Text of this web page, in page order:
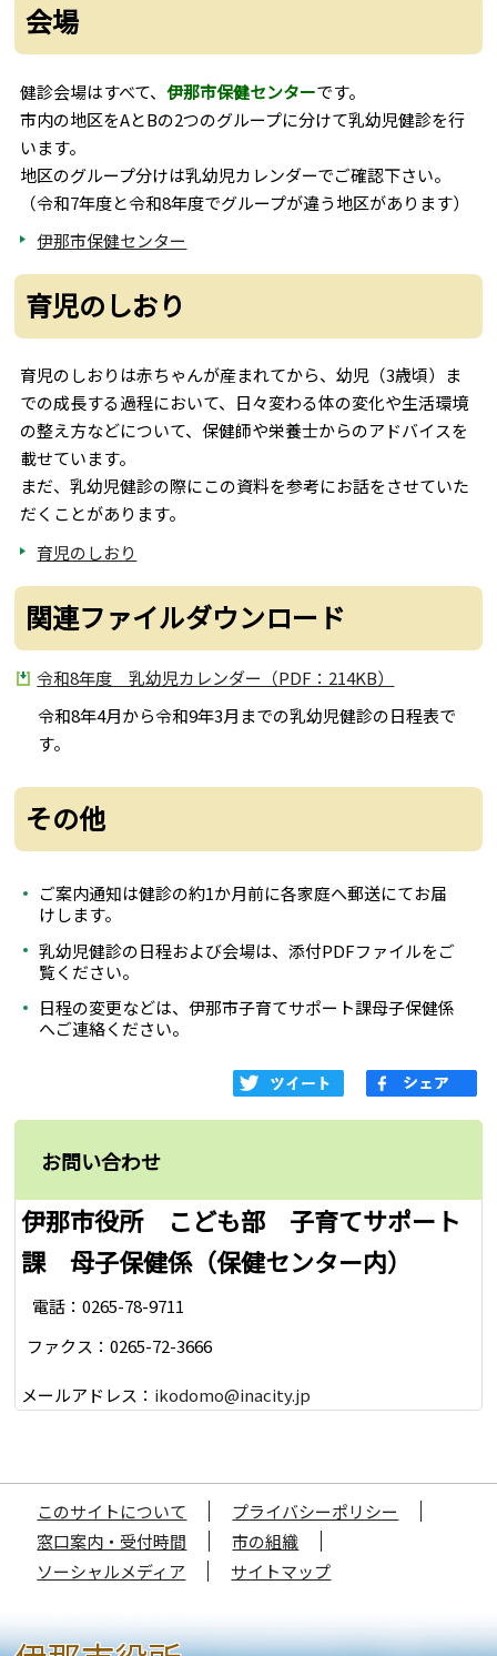
会場
健診会場はすべて、伊那市保健センターです。
市内の地区をAとBの2つのグループに分けて乳幼児健診を行
います。
地区のグループ分けは乳幼児カレンダーでご確認下さい。
（令和7年度と令和8年度でグループが違う地区があります）
伊那市保健センター
育児のしおり
育児のしおりは赤ちゃんが産まれてから、幼児（3歳頃）ま
での成長する過程において、日々変わる体の変化や生活環境
の整え方などについて、保健師や栄養士からのアドバイスを
載せています。
まだ、乳幼児健診の際にこの資料を参考にお話をさせていた
だくことがあります。
育児のしおり
関連ファイルダウンロード
令和8年度 乳幼児カレンダー（PDF：214KB）
令和8年4月から令和9年3月までの乳幼児健診の日程表で
す。
その他
ご案内通知は健診の約1か月前に各家庭へ郵送にてお届
けします。
乳幼児健診の日程および会場は、添付PDFファイルをご
覧ください。
日程の変更などは、伊那市子育てサポート課母子保健係
へご連絡ください。
お問い合わせ
伊那市役所 こども部 子育てサポート
課 母子保健係（保健センター内）
電話：0265-78-9711
ファクス：0265-72-3666
メールアドレス： ikodomo@inacity.jp
このサイトについて
プライバシーポリシー
窓口案内・受付時間
市の組織
ソーシャルメディア
サイトマップ